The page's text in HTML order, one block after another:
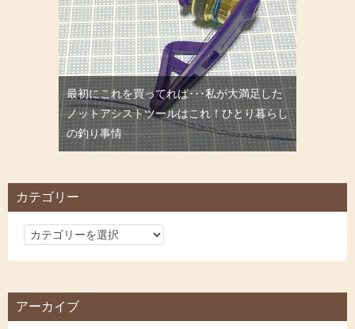
最初にこれを買ってれば･･･私が大満足した
ノットアシストツールはこれ！ひとり暮らし
の釣り事情
カテゴリー
カ
リ
アーカイブ